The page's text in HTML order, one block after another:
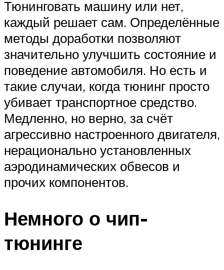
Тюнинговать машину или нет,
каждый решает сам. Определённые
методы доработки позволяют
значительно улучшить состояние и
поведение автомобиля. Но есть и
такие случаи, когда тюнинг просто
убивает транспортное средство.
Медленно, но верно, за счёт
агрессивно настроенного двигателя,
нерационально установленных
аэродинамических обвесов и
прочих компонентов.
Немного о чип-
тюнинге